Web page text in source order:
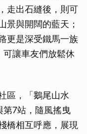
走出石縫後，則可
景與開闊的藍天；
更是深受鐵馬一族
可讓車友們放鬆休
區，「鵝尾山水
第7站，隨風搖曳
橋相互呼應，展現